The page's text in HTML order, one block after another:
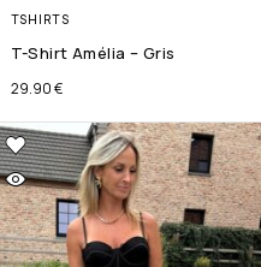
TSHIRTS
T-Shirt Amélia – Gris
29.90€